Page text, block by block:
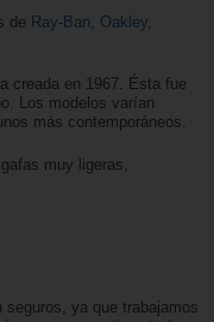
de Ray-Ban Oakley
creada en 1967. Ésta fue
Los modelos varían
más contemporáneos.
muy ligeras,
ya que trabajamos